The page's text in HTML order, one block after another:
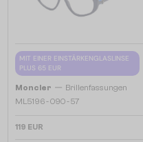
MIT EINER EINSTÄRKENGLASLINSE
PLUS 65 EUR
Moncler — Brillenfassungen
ML5196 - 090 - 57
119 EUR